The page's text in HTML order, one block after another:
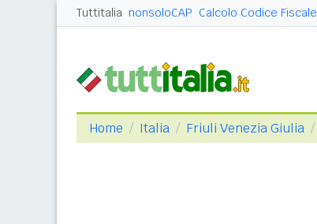
Tuttitalia nonsoloCAP Calcolo Codice Fiscale
Home Italia Friuli Venezia Giulia